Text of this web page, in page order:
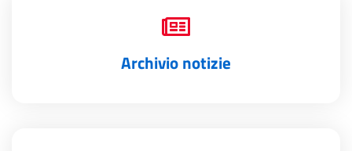
Archivio notizie